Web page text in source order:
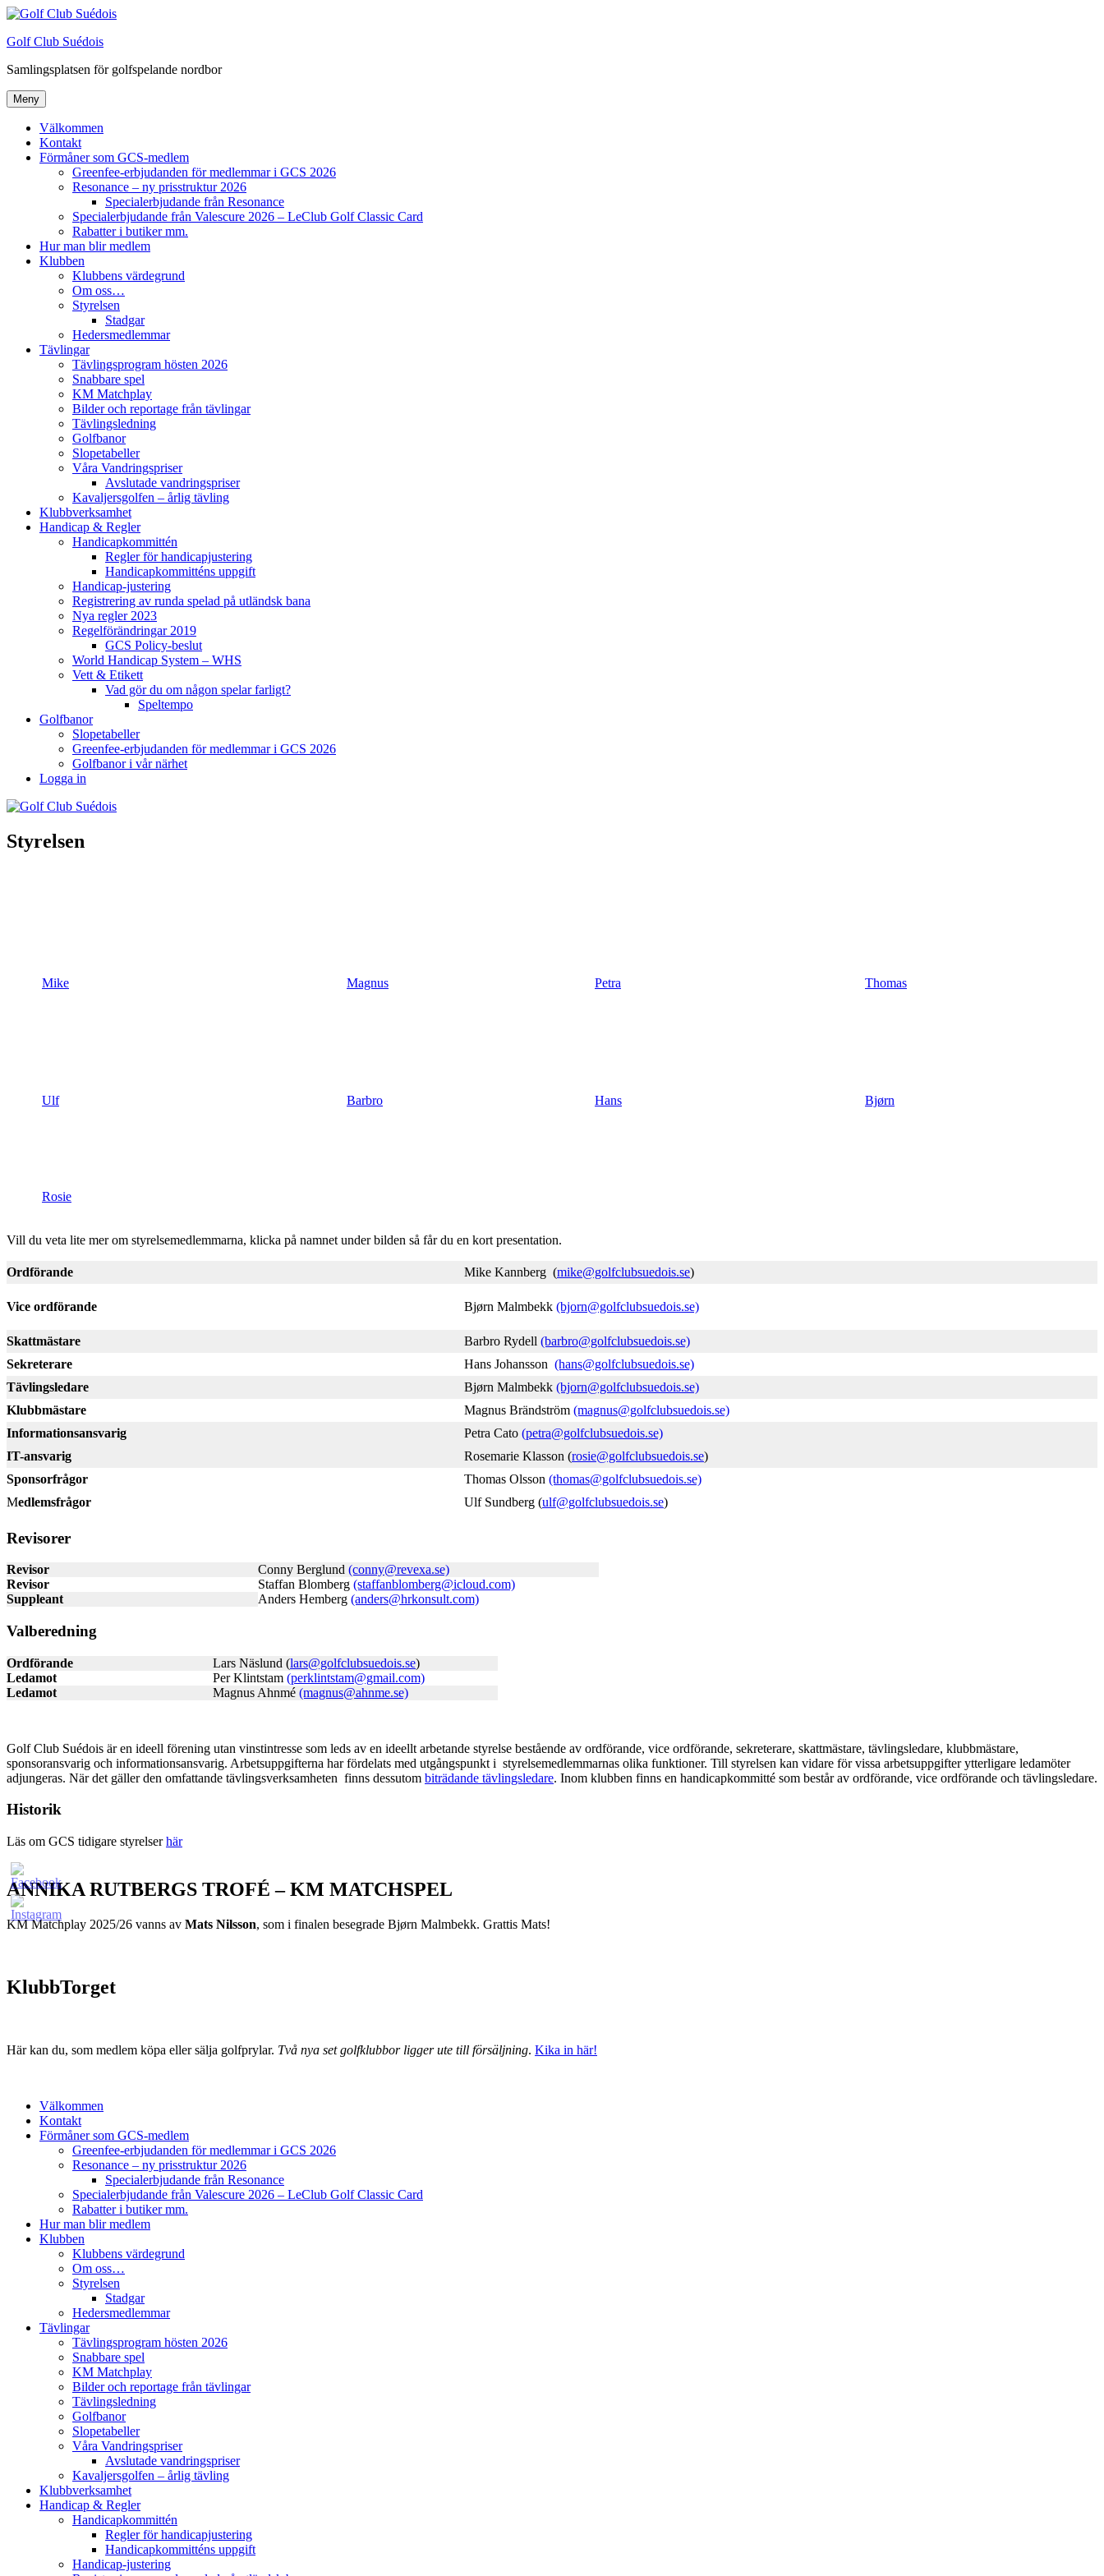
Hoppa
innehåll
Golf Club Suédois
Samlingsplatsen för golfspelande nordbor
Meny
Välkommen
Kontakt
Förmåner som GCS-medlem
Greenfee-erbjudanden för medlemmar i GCS 2026
Resonance – ny prisstruktur 2026
Specialerbjudande från Resonance
Specialerbjudande från Valescure 2026 – LeClub Golf Classic Card
Rabatter i butiker mm.
Hur man blir medlem
Klubben
Klubbens värdegrund
Om oss…
Styrelsen
Stadgar
Hedersmedlemmar
Tävlingar
Tävlingsprogram hösten 2026
Snabbare spel
KM Matchplay
Bilder och reportage från tävlingar
Tävlingsledning
Golfbanor
Slopetabeller
Våra Vandringspriser
Avslutade vandringspriser
Kavaljersgolfen – årlig tävling
Klubbverksamhet
Handicap & Regler
Handicapkommittén
Regler för handicapjustering
Handicapkommitténs uppgift
Handicap-justering
Registrering av runda spelad på utländsk bana
Nya regler 2023
Regelförändringar 2019
GCS Policy-beslut
World Handicap System – WHS
Vett & Etikett
Vad gör du om någon spelar farligt?
Speltempo
Golfbanor
Slopetabeller
Greenfee-erbjudanden för medlemmar i GCS 2026
Golfbanor i vår närhet
Logga in
Styrelsen
Mike Magnus Petra Thomas
Ulf Barbro Hans Bjørn
Rosie
​Vill du veta lite mer om styrelsemedlemmarna, klicka på namnet under bilden så får du en kort presentation.
Ordförande Mike Kannberg (mike@golfclubsuedois.se)
Vice ordförande Bjørn Malmbekk (bjorn@golfclubsuedois.se)
Skattmästare Barbro Rydell (barbro@golfclubsuedois.se)
Sekreterare
Hans Johansson (hans@golfclubsuedois.se)
Tävlingsledare
Bjørn Malmbekk (bjorn@golfclubsuedois.se)
Klubbmästare
Magnus Brändström (magnus@golfclubsuedois.se)
Informationsansvarig
Petra Cato (petra@golfclubsuedois.se)
IT-ansvarig
Rosemarie Klasson (rosie@golfclubsuedois.se)
Sponsorfrågor
Thomas Olsson (thomas@golfclubsuedois.se)
Medlemsfrågor Ulf Sundberg (ulf@golfclubsuedois.se)
Revisorer
Revisor Conny Berglund (conny@revexa.se)
Revisor
Staffan Blomberg (staffanblomberg@icloud.com)
Suppleant
Anders Hemberg (anders@hrkonsult.com)
Valberedning
Ordförande Lars Näslund (lars@golfclubsuedois.se)
Ledamot
Per Klintstam (perklintstam@gmail.com)
Ledamot
Magnus Ahnmé (magnus@ahnme.se)
Golf Club Suédois är en ideell förening utan vinstintresse som leds av en ideellt arbetande styrelse bestående av ordförande, vice ordförande, sekreterare, skattmästare, tävlingsledare, klubbmästare,
sponsoransvarig och informationsansvarig. Arbetsuppgifterna har fördelats med utgångspunkt i styrelsemedlemmarnas olika funktioner. Till styrelsen kan vidare för vissa arbetsuppgifter ytterligare ledamöter
adjungeras. När det gäller den omfattande tävlingsverksamheten finns dessutom biträdande tävlingsledare. Inom klubben finns en handicapkommitté som består av ordförande, vice ordförande och tävlingsledare.
Historik
Läs om GCS tidigare styrelserhär
ANNIKA RUTBERGS TROFÉ – KM MATCHSPEL
KM Matchplay 2025/26 vanns av Mats Nilsson, som i finalen besegrade Bjørn Malmbekk. Grattis Mats!
KlubbTorget
Här kan du, som medlem köpa eller sälja golfprylar. Två nya set golfklubbor ligger ute till försäljning. Kika in här!
Välkommen
Kontakt
Förmåner som GCS-medlem
Greenfee-erbjudanden för medlemmar i GCS 2026
Resonance – ny prisstruktur 2026
Specialerbjudande från Resonance
Specialerbjudande från Valescure 2026 – LeClub Golf Classic Card
Rabatter i butiker mm.
Hur man blir medlem
Klubben
Klubbens värdegrund
Om oss…
Styrelsen
Stadgar
Hedersmedlemmar
Tävlingar
Tävlingsprogram hösten 2026
Snabbare spel
KM Matchplay
Bilder och reportage från tävlingar
Tävlingsledning
Golfbanor
Slopetabeller
Våra Vandringspriser
Avslutade vandringspriser
Kavaljersgolfen – årlig tävling
Klubbverksamhet
Handicap & Regler
Handicapkommittén
Regler för handicapjustering
Handicapkommitténs uppgift
Handicap-justering